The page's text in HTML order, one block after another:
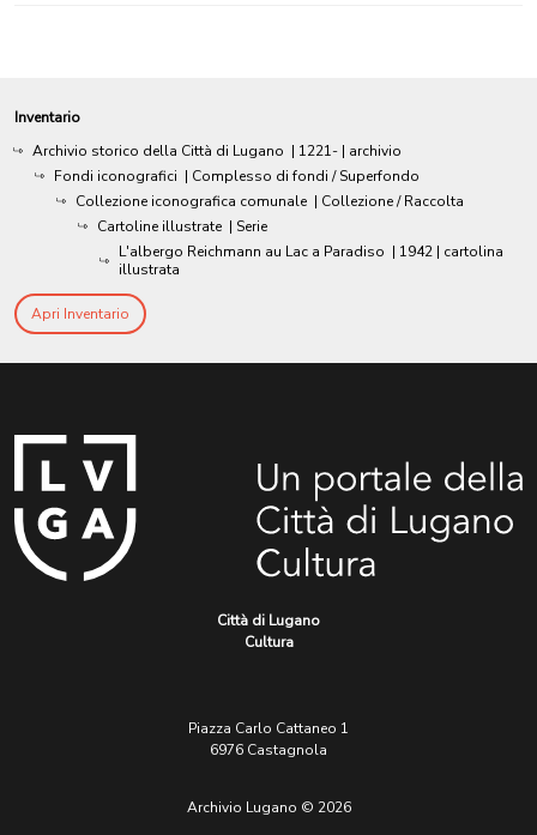
Inventario
Archivio storico della Città di Lugano | 1221- | archivio
Fondi iconografici | Complesso di fondi / Superfondo
Collezione iconografica comunale | Collezione / Raccolta
Cartoline illustrate | Serie
L'albergo Reichmann au Lac a Paradiso | 1942 | cartolina
illustrata
Apri Inventario
Città di Lugano
Cultura
Piazza Carlo Cattaneo 1
6976 Castagnola
Archivio Lugano © 2026